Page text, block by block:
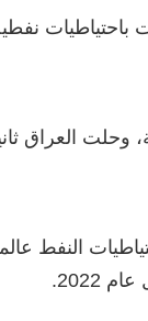
استقرت خلال 2023
العراق